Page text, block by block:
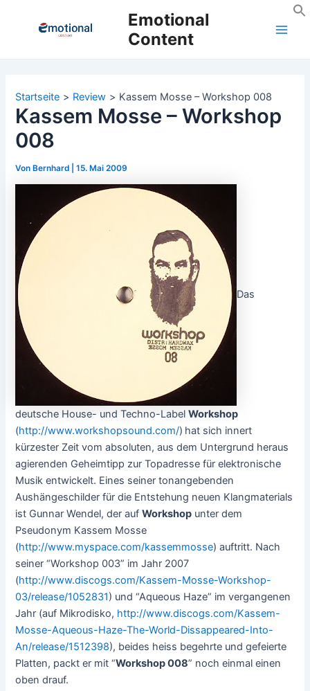
Emotional
Content
Startseite Review Kassem Mosse – Workshop 008
Kassem Mosse – Workshop
008
Von Bernhard |15. Mai 2009
Das
deutsche House- und Techno-LabelWorkshop
(http://www.workshopsound.com/) hat sich innert
kürzester Zeit vom absoluten, aus dem Untergrund heraus
agierenden Geheimtipp zur Topadresse für elektronische
Musik entwickelt. Eines seiner tonangebenden
Aushängeschilder für die Entstehung neuen Klangmaterials
ist Gunnar Wendel, der aufWorkshop unter dem
Pseudonym Kassem Mosse
(http://www.myspace.com/kassemmosse) auftritt. Nach
seiner “Workshop 003” im Jahr 2007
(http://www.discogs.com/Kassem-Mosse-Workshop-
03/release/1052831) und “Aqueous Haze” im vergangenen
Jahr (auf Mikrodisko, http://www.discogs.com/Kassem-
Mosse-Aqueous-Haze-The-World-Dissappeared-Into-
An/release/1512398), beides heiss begehrte und gefeierte
Platten, packt er mit “Workshop 008” noch einmal einen
oben drauf.